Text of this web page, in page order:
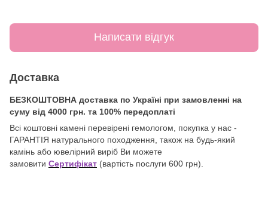
Написати відгук
Доставка
БЕЗКОШТОВНА доставка по Україні при замовленні на
суму від 4000 грн. та 100% передоплаті
Всі коштовні камені перевірені гемологом, покупка у нас -
ГАРАНТІЯ натурального походження, також на будь-який
камінь або ювелірний виріб Ви можете
замовити Сертифікат (вартість послуги 600 грн).